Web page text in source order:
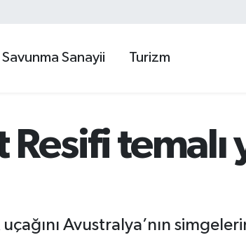
Savunma Sanayii Turizm
temalı
Avustralya’nın